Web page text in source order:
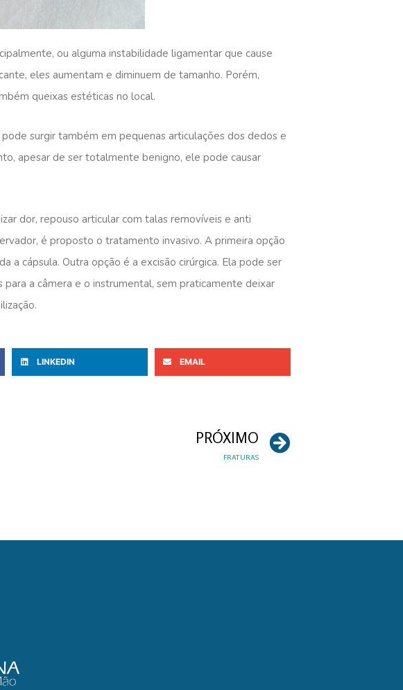
ou alguma instabilidade ligamentar que cause
eles aumentam e diminuem de tamanho. Porém,
queixas estéticas no local.
surgir também em pequenas articulações dos dedos e
apesar de ser totalmente benigno, ele pode causar
dor, repouso articular com talas removíveis e anti
é proposto o tratamento invasivo. A primeira opção
a cápsula. Outra opção é a excisão cirúrgica. Ela pode ser
a câmera e o instrumental, sem praticamente deixar
LINKEDIN EMAIL
PRÓXIMO
FRATURAS